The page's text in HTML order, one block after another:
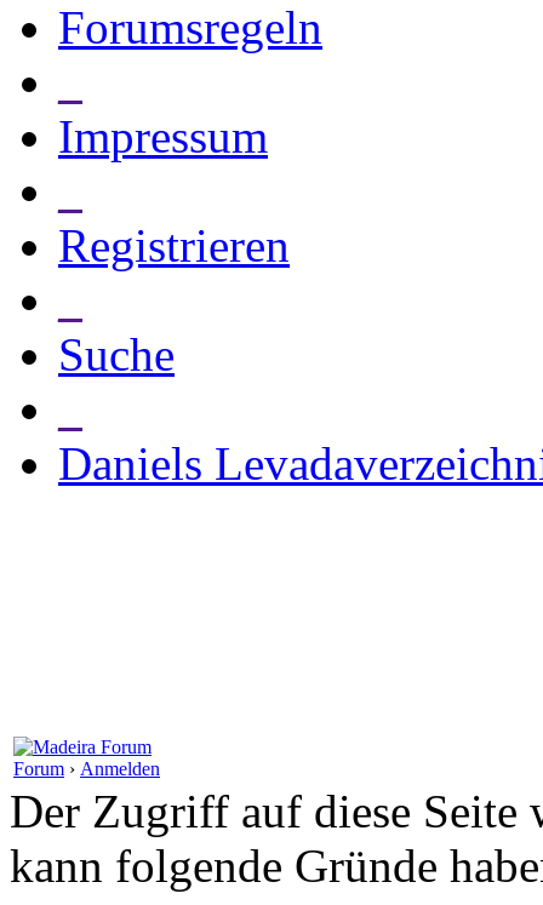
Forumsregeln
Impressum
Registrieren
Suche
Daniels
Forum › Anmelden
Der Zugriff auf diese Seite
kann folgende Gründe